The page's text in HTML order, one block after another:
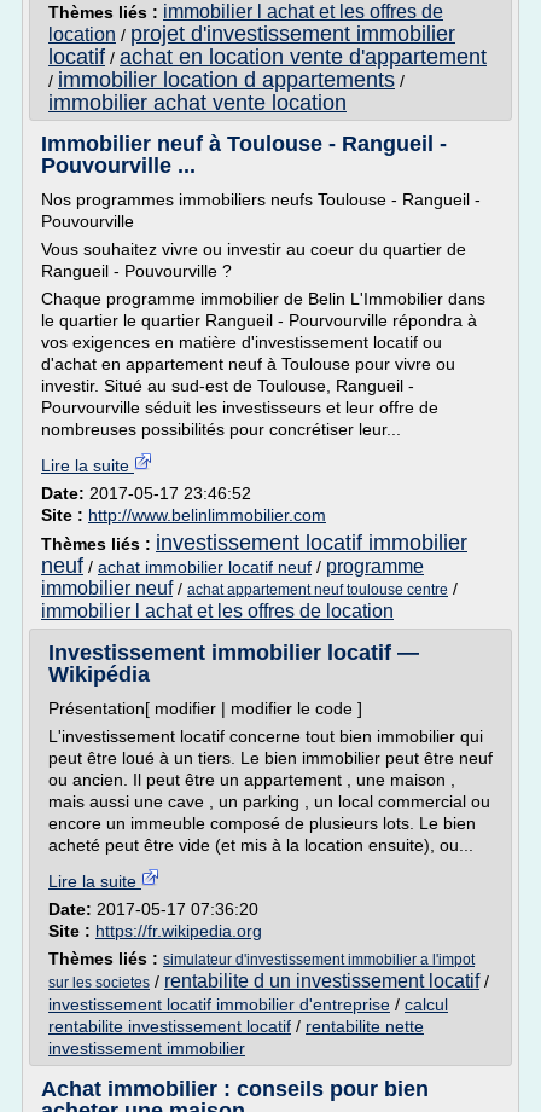
Thèmes liés : immobilier l achat et les offres de
location / projet d'investissement immobilier
locatif / achat en location vente d'appartement
/ immobilier location d appartements /
immobilier achat vente location
Immobilier neuf à Toulouse - Rangueil -
Pouvourville ...
Nos programmes immobiliers neufs Toulouse - Rangueil -
Pouvourville
Vous souhaitez vivre ou investir au coeur du quartier de
Rangueil - Pouvourville ?
Chaque programme immobilier de Belin L'Immobilier dans
le quartier le quartier Rangueil - Pourvourville répondra à
vos exigences en matière d'investissement locatif ou
d'achat en appartement neuf à Toulouse pour vivre ou
investir. Situé au sud-est de Toulouse, Rangueil -
Pourvourville séduit les investisseurs et leur offre de
nombreuses possibilités pour concrétiser leur...
Lire la suite
Date: 2017-05-17 23:46:52
Site : http://www.belinlimmobilier.com
Thèmes liés : investissement locatif immobilier
neuf / achat immobilier locatif neuf / programme
immobilier neuf/ achat appartement neuf toulouse centre /
immobilier l achat et les offres de location
Investissement immobilier locatif —
Wikipédia
Présentation[ modifier | modifier le code ]
L'investissement locatif concerne tout bien immobilier qui
peut être loué à un tiers. Le bien immobilier peut être neuf
ou ancien. Il peut être un appartement , une maison ,
mais aussi une cave , un parking , un local commercial ou
encore un immeuble composé de plusieurs lots. Le bien
acheté peut être vide (et mis à la location ensuite), ou...
Lire la suite
Date: 2017-05-17 07:36:20
Site : https://fr.wikipedia.org
Thèmes liés : simulateur d'investissement immobilier a l'impot
sur les societes / rentabilite d un investissement locatif/
investissement locatif immobilier d'entreprise / calcul
rentabilite investissement locatif / rentabilite nette
investissement immobilier
Achat immobilier : conseils pour bien